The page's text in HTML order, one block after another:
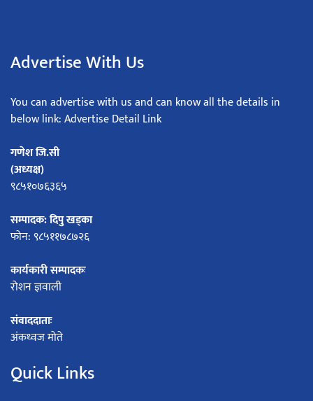
Advertise With Us
You can advertise with us and can know all the details in
below link: Advertise Detail Link
गणेश जि.सी
(अध्यक्ष)
९८५१०७६३६५
सम्पादक: दिपु खड्का
फोन: ९८५११७८७२६
कार्यकारी सम्पादकः
रोशन ज्ञवाली
संवाददाताः
अंकध्वज मोते
Quick Links